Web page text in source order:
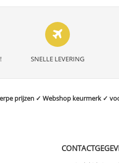
SNELLE LEVERING
prijzen ✓ Webshop keurmerk ✓